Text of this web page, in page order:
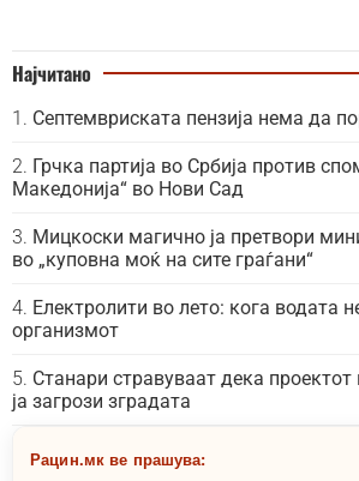
Најчитано
Септемвриската пензија нема да
Грчка партија во Србија против
Македонија“ во Нови Сад
Мицкоски магично ја претвори
во „куповна моќ на сите граѓани“
Електролити во лето: кога водата
организмот
Станари стравуваат дека проектот
ја загрози зградата
Рацин.мк ве прашува: